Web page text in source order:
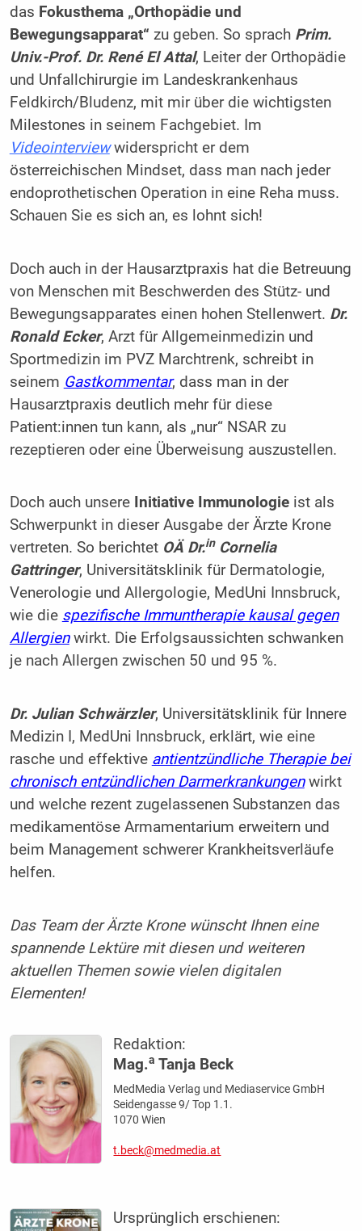
das Fokusthema „Orthopädie und
Bewegungsapparat“ zu geben. So sprach Prim.
Univ.-Prof. Dr. René El Attal, Leiter der Orthopädie
und Unfallchirurgie im Landeskrankenhaus
Feldkirch/Bludenz, mit mir über die wichtigsten
Milestones in seinem Fachgebiet. Im
Videointerviewwiderspricht er dem
österreichischen Mindset, dass man nach jeder
endoprothetischen Operation in eine Reha muss.
Schauen Sie es sich an, es lohnt sich!
Doch auch in der Hausarztpraxis hat die Betreuung
von Menschen mit Beschwerden des Stütz- und
Bewegungsapparates einen hohen Stellenwert. Dr.
Ronald Ecker, Arzt für Allgemeinmedizin und
Sportmedizin im PVZ Marchtrenk, schreibt in
seinem Gastkommentar, dass man in der
Hausarztpraxis deutlich mehr für diese
Patient:innen tun kann, als „nur“ NSAR zu
rezeptieren oder eine Überweisung auszustellen.
Doch auch unsere Initiative Immunologieist als
Schwerpunkt in dieser Ausgabe der Ärzte Krone
vertreten. So berichtet OÄ Dr.inCornelia
Gattringer, Universitätsklinik für Dermatologie,
Venerologie und Allergologie, MedUni Innsbruck,
wie die spezifische Immuntherapie kausal gegen
Allergienwirkt. Die Erfolgsaussichten schwanken
je nach Allergen zwischen 50 und 95 %.
Dr. Julian Schwärzler, Universitätsklinik für Innere
Medizin I, MedUni Innsbruck, erklärt, wie eine
rasche und effektive antientzündliche Therapie bei
chronisch entzündlichen Darmerkrankungenwirkt
und welche rezent zugelassenen Substanzen das
medikamentöse Armamentarium erweitern und
beim Management schwerer Krankheitsverläufe
helfen.
Das Team der Ärzte Krone wünscht Ihnen eine
spannende Lektüre mit diesen und weiteren
aktuellen Themen sowie vielen digitalen
Elementen!
Redaktion:
Mag.a Tanja Beck
MedMedia Verlag und Mediaservice GmbH
Seidengasse 9/ Top 1.1.
1070 Wien
t.beck@medmedia.at
Ursprünglich erschienen: